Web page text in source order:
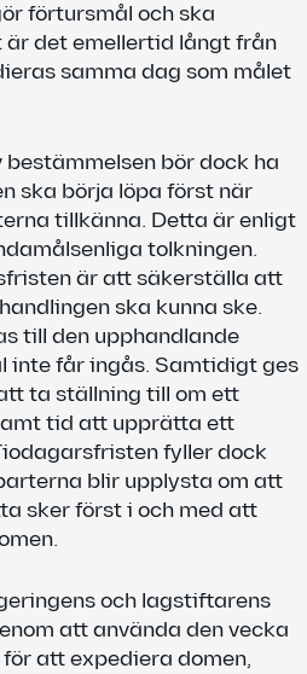
förtursmål och ska
det emellertid långt från
samma dag som målet
bör dock ha
ska börja löpa först när
tillkänna. Detta är enligt
tolkningen.
är att säkerställa att
ska kunna ske.
till den upphandlande
inte får ingås. Samtidigt ges
ta ställning till om ett
tid att upprätta ett
fyller dock
blir upplysta om att
sker först i och med att
och lagstiftarens
att använda den vecka
att expediera domen,